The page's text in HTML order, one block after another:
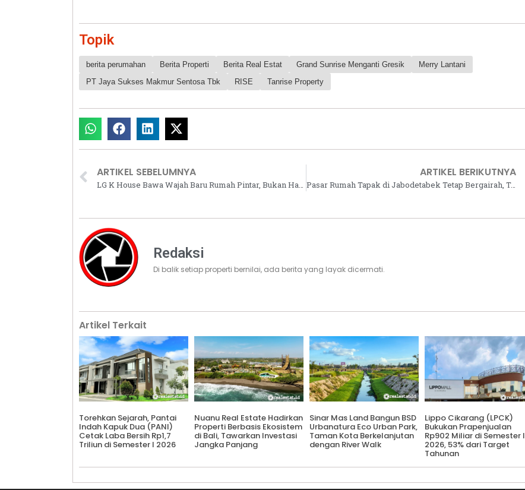
Topik
berita perumahan Berita Properti Berita Real Estat Grand Sunrise Menganti Gresik
Merry Lantani
PT Jaya Sukses Makmur Sentosa Tbk
RISE Tanrise Property
ARTIKEL SEBELUMNYA
LG K House Bawa Wajah Baru Rumah Pintar, Bukan Hanya Cerdas tetapi Juga Kian Personal bagi Konsumen Indonesia
ARTIKEL BERIKUTNYA
Pasar Rumah Tapak di Jabodetabek Tetap Bergairah, Tingkat Penjualan Tembus 93%
Redaksi
Di balik setiap properti bernilai, ada berita yang layak dicermati.
Artikel Terkait
Torehkan Sejarah, Pantai
Indah Kapuk Dua (PANI)
Cetak Laba Bersih Rp1,7
Triliun di Semester I 2026
Nuanu Real Estate Hadirkan
Properti Berbasis Ekosistem
di Bali, Tawarkan Investasi
Jangka Panjang
Sinar Mas Land Bangun BSD
Urbanatura Eco Urban Park,
Taman Kota Berkelanjutan
dengan River Walk
Lippo Cikarang (LPCK)
Bukukan Prapenjualan
Rp902 Miliar di Semester I
2026, 53% dari Target
Tahunan